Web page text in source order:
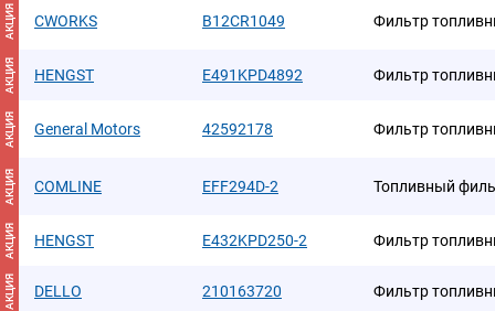
АКЦИЯ CWORKS B12CR1049 Фильтр
АКЦИЯ HENGST E491KPD4892 Фильтр
АКЦИЯ General Motors 42592178 Фильтр
АКЦИЯ COMLINE EFF294D-2 Топливный
АКЦИЯ HENGST E432KPD250-2 Фильтр
АКЦИЯ DELLO 210163720 Фильтр